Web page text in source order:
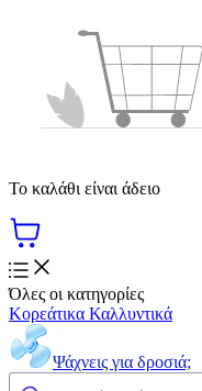
Το καλάθι είναι άδειο
Όλες οι κατηγορίες
Κορεάτικα Καλλυντικά
Ψάχνεις για δροσιά;